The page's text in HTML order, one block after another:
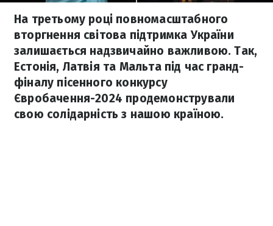
На третьому році повномасштабного
вторгнення світова підтримка України
залишається надзвичайно важливою. Так,
Естонія, Латвія та Мальта під час гранд-
фіналу пісенного конкурсу
Євробачення-2024 продемонстрували
свою солідарність з нашою країною.